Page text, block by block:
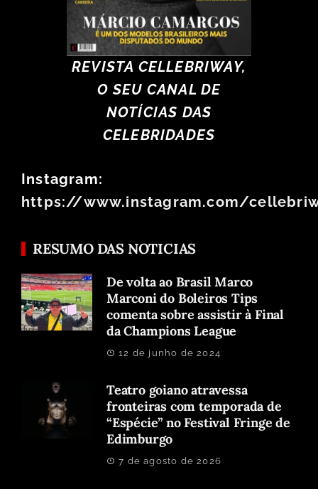
REVISTA CELLEBRIWAY,
O SEU CANAL DE
NOTÍCIAS DAS
CELEBRIDADES
Instagram:
https://www.instagram.com/
RESUMO DAS NOTICIAS
De volta ao Brasil Marco
Marconi do Boleiros Tips
comenta sobre assistir à Final
da Champions League
12 de junho de 2024
Teatro goiano atravessa
fronteiras com temporada de
“Espécie” no Festival Fringe de
Edimburgo
7 de agosto de 2026